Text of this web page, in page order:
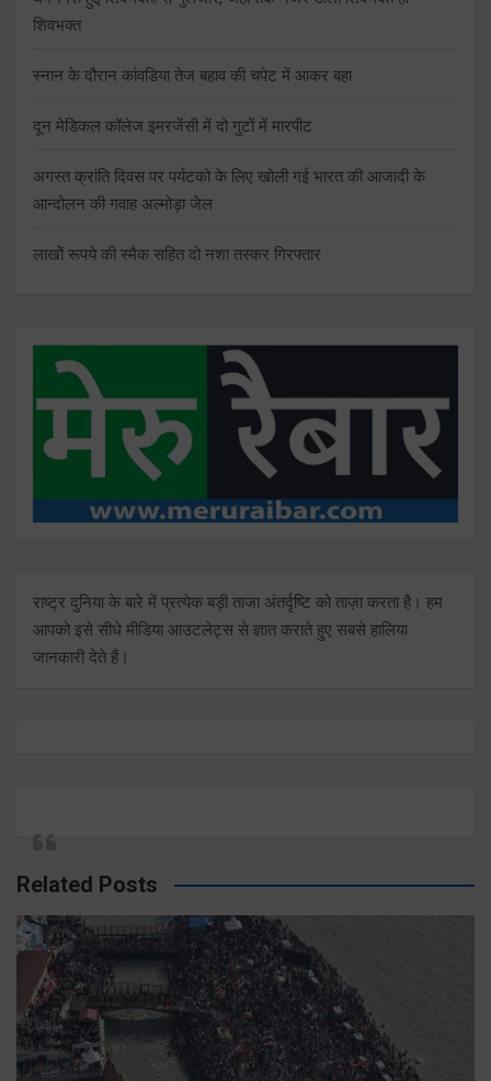
शिवभक्त
स्नान के दौरान कांवडिया तेज बहाव की चपेट में आकर बहा
दून मेडिकल कॉलेज इमरजेंसी में दो गुटों में मारपीट
अगस्त क्रांति दिवस पर पर्यटको के लिए खोली गई भारत की आजादी के
आन्दोलन की गवाह अल्मोड़ा जेल
लाखोें रूपये की स्मैक सहित दो नशा तस्कर गिरफ्तार
राष्ट्र दुनिया के बारे में प्रत्येक बड़ी ताजा अंतर्दृष्टि को ताज़ा करता है। हम
आपको इसे सीधे मीडिया आउटलेट्स से ज्ञात कराते हुए सबसे हालिया
जानकारी देते हैं।
Related Posts